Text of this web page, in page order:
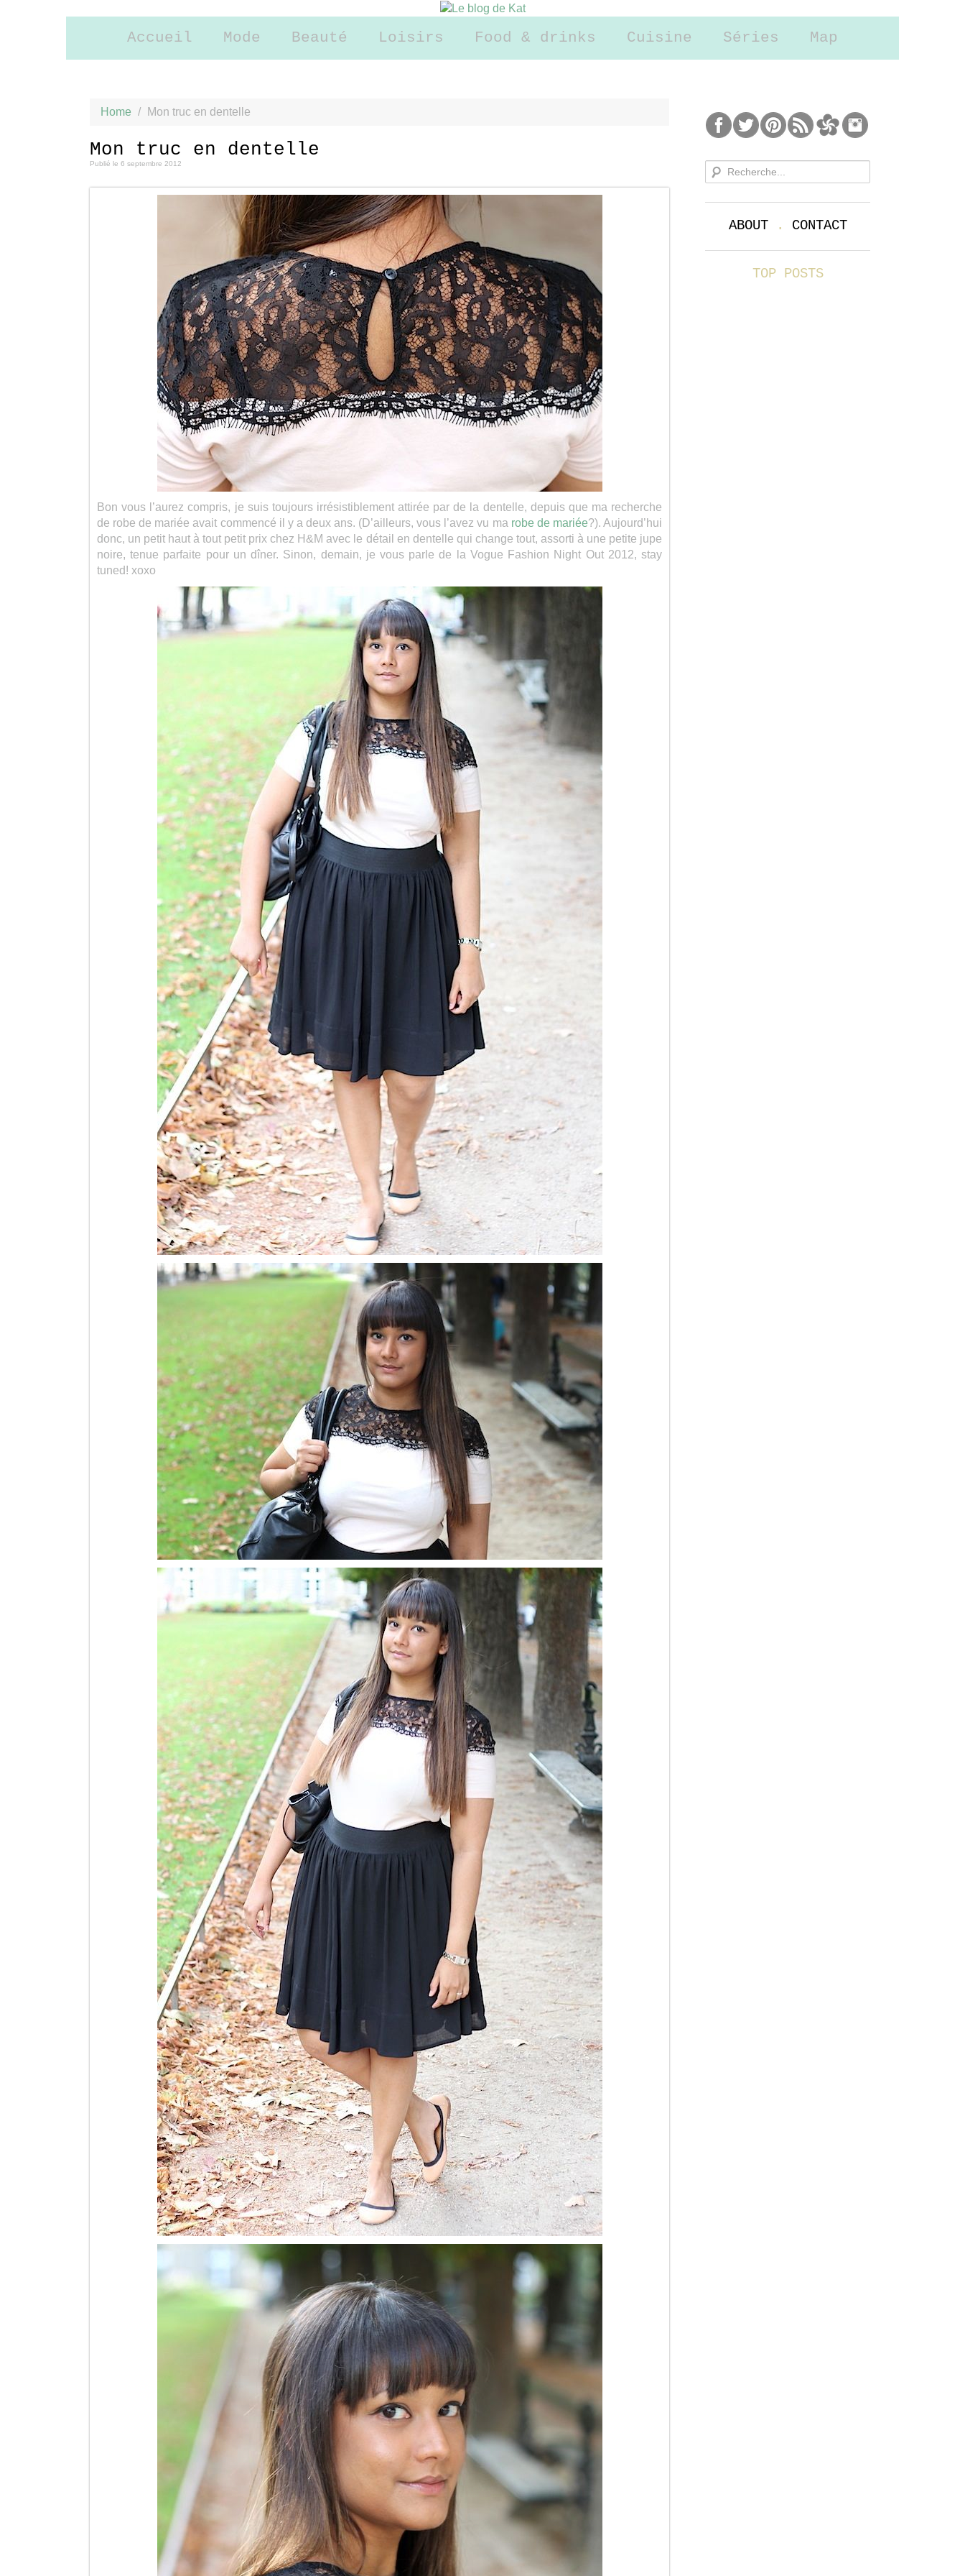
Accueil Mode Beauté Loisirs Food & drinks Cuisine Séries Map
Home / Mon truc en dentelle
Mon truc en dentelle
Publié le 6 septembre 2012
Bon vous l’aurez compris, je suis toujours irrésistiblement attirée par de la dentelle, depuis que ma recherche
de robe de mariée avait commencé il y a deux ans. (D’ailleurs, vous l’avez vu ma robe de mariée?). Aujourd’hui
donc, un petit haut à tout petit prix chez H&M avec le détail en dentelle qui change tout, assorti à une petite jupe
noire, tenue parfaite pour un dîner. Sinon, demain, je vous parle de la Vogue Fashion Night Out 2012, stay
tuned! xoxo
ABOUT. CONTACT
TOP POSTS